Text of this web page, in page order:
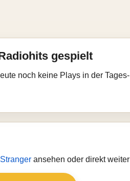
gespielt
noch keine Plays in der Tages-
ansehen oder direkt weiter